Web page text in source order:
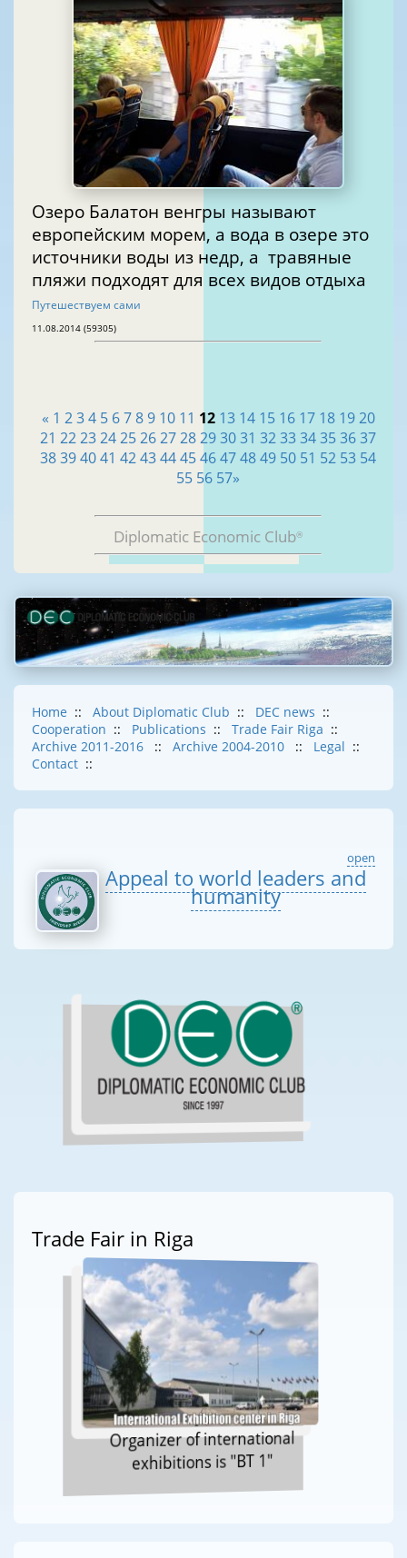
Озеро Балатон венгры называют
европейским морем, а вода в озере это
источники воды из недр, а травяные
пляжи подходят для всех видов отдыха
Путешествуем сами
11.08.2014 (59305)
« 1 2 3 4 5 6 7 8 9 10 11 12 13 14 15 16 17 18 19 20
21 22232425262728293031 323334353637
38394041 4243444546474849 50 51 52 53 54
55 56 57»
Diplomatic Economic Club®
Home :: About Diplomatic Club :: DEC news ::
Cooperation :: Publications :: Trade Fair Riga ::
Archive 2011-2016
:: Archive 2004-2010 :: Legal ::
Contact ::
open
Appeal to world leaders and
humanity
Trade Fair in Riga
Organizer of international
exhibitions is "BT 1"